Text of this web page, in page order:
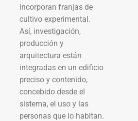
incorporan franjas de
cultivo experimental.
Así, investigación,
producción y
arquitectura están
integradas en un edificio
preciso y contenido,
concebido desde el
sistema, el uso y las
personas que lo habitan.